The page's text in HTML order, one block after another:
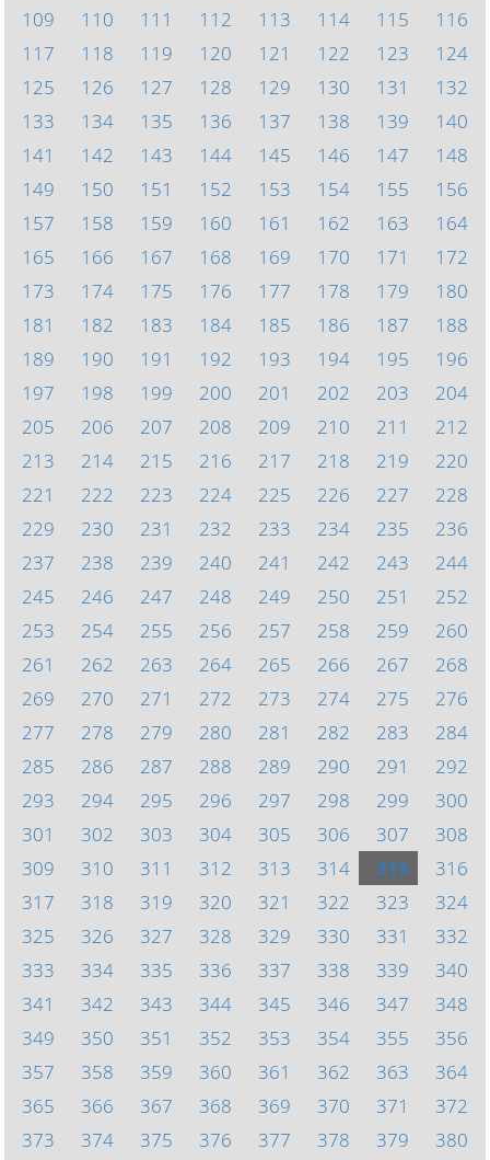
109
110 111 112 113 114 115
116
117
118 119 120 121 122 123
124
125
126 127 128 129 130 131
132
133
134 135 136 137 138 139
140
141
142 143 144 145 146 147
148
149
150 151 152 153 154 155
156
157
158 159 160 161 162 163
164
165
166 167 168 169 170 171
172
173
174 175 176 177 178 179
180
181
182 183 184 185 186 187
188
189
190 191 192 193 194 195
196
197
198 199 200 201 202 203
204
205
206 207 208 209 210 211
212
213
214 215 216 217 218 219
220
221
222 223 224 225 226 227
228
229
230 231 232 233 234 235
236
237
238 239 240 241 242 243
244
245
246 247 248 249 250 251
252
253
254 255 256 257 258 259
260
261
262 263 264 265 266 267
268
269
270 271 272 273 274 275
276
277
278 279 280 281 282 283
284
285
286 287 288 289 290 291
292
293
294 295 296 297 298 299
300
301
302 303 304 305 306 307
308
309
310 311 312 313 314 315
316
317
318 319 320 321 322 323
324
325
326 327 328 329 330 331
332
333
334 335 336 337 338 339
340
341
342 343 344 345 346 347
348
349
350 351 352 353 354 355
356
357
358 359 360 361 362 363
364
365
366 367 368 369 370 371
372
373
374 375 376 377 378 379 380